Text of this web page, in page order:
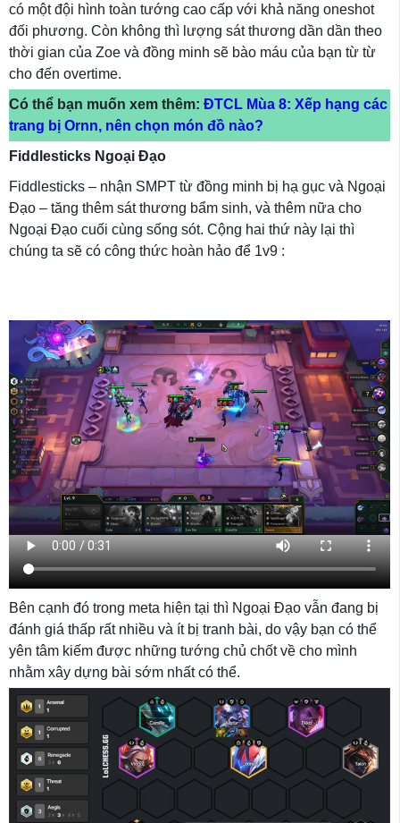
có một đội hình toàn tướng cao cấp với khả năng oneshot
đối phương. Còn không thì lượng sát thương dần dần theo
thời gian của Zoe và đồng minh sẽ bào máu của bạn từ từ
cho đến overtime.
Có thể bạn muốn xem thêm: ĐTCL Mùa 8: Xếp hạng các
trang bị Ornn, nên chọn món đồ nào?
Fiddlesticks Ngoại Đạo
Fiddlesticks – nhận SMPT từ đồng minh bị hạ gục và Ngoại
Đạo – tăng thêm sát thương bẩm sinh, và thêm nữa cho
Ngoại Đạo cuối cùng sống sót. Cộng hai thứ này lại thì
chúng ta sẽ có công thức hoàn hảo để 1v9 :
Bên cạnh đó trong meta hiện tại thì Ngoại Đạo vẫn đang bị
đánh giá thấp rất nhiều và ít bị tranh bài, do vậy bạn có thể
yên tâm kiếm được những tướng chủ chốt về cho mình
nhằm xây dựng bài sớm nhất có thể.